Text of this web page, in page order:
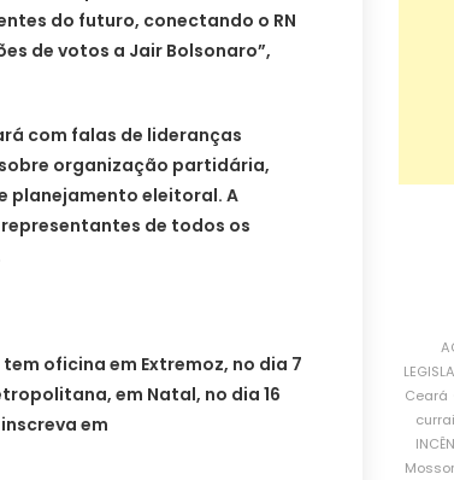
do futuro, conectando o RN
de votos a Jair Bolsonaro”,
com falas de lideranças
organização partidária,
planejamento eleitoral. A
de todos os
oficina em Extremoz, no dia 7
em Natal, no dia 16
em
Ceará